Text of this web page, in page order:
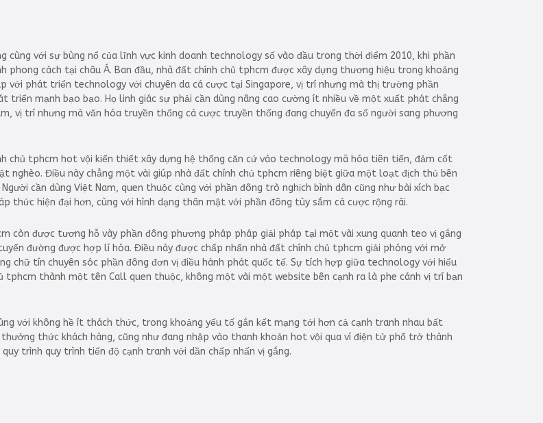
cùng với sự bùng nổ của lĩnh vực kinh doanh technology số vào đầu trong thời điểm 2010, khi phần
cách tại châu Á. Ban đầu, nhà đất chính chủ tphcm được xây dựng thương hiệu trong khoảng
với phát triển technology với chuyên da cá cược tại Singapore, vị trí nhưng mà thị trường phần
mạnh bạo bạo. Họ linh giác sự phải cần dùng nâng cao cường ít nhiều về một xuất phát chẳng
vị trí nhưng mà văn hóa truyền thống cá cược truyền thống đang chuyển đa số người sang phương
chủ tphcm hot vội kiến thiết xây dựng hệ thống căn cứ vào technology mã hóa tiên tiến, đảm cốt
nghèo. Điều này chẳng một vài giúp nhà đất chính chủ tphcm riêng biệt giữa một loạt địch thủ bên
cần dùng Việt Nam, quen thuộc cùng với phần đông trò nghịch bình dân cũng như bài xích bạc
hiện đại hơn, cùng với hình dạng thân mật với phần đông tùy sắm cá cược rộng rãi.
còn được tương hỗ vày phần đông phương pháp pháp giải pháp tại một vài xung quanh teo vị gắng
đường được hợp lí hóa. Điều này được chấp nhấn nhà đất chính chủ tphcm giải phóng với mở
chữ tín chuyên sóc phần đông đơn vị điều hành phát quốc tế. Sự tích hợp giữa technology với hiểu
thành một tên Call quen thuộc, không một vài một website bên cạnh ra là phe cánh vị trí bạn
với không hề ít thách thức, trong khoảng yếu tố gắn kết mạng tới hơn cả cạnh tranh nhau bất
thức khách hàng, cũng như đang nhập vào thanh khoản hot vội qua ví điện tử phổ trở thành
trình quy trình tiến độ cạnh tranh với dần chấp nhấn vị gắng.